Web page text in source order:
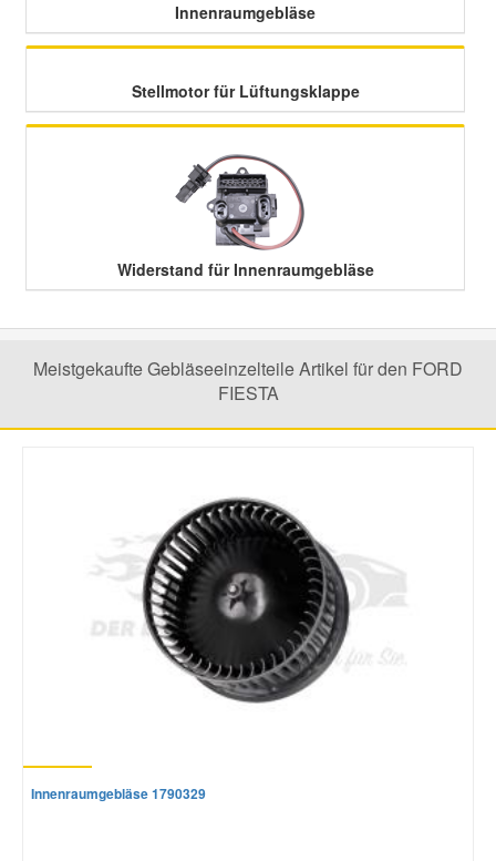
Innenraumgebläse
Stellmotor für Lüftungsklappe
Widerstand für Innenraumgebläse
Meistgekaufte Gebläseeinzelteile Artikel für den FORD
FIESTA
Innenraumgebläse 1790329
Suzuki Ersatzteile
Toyota Ersatzteile
Vauxhall Ersatzteile